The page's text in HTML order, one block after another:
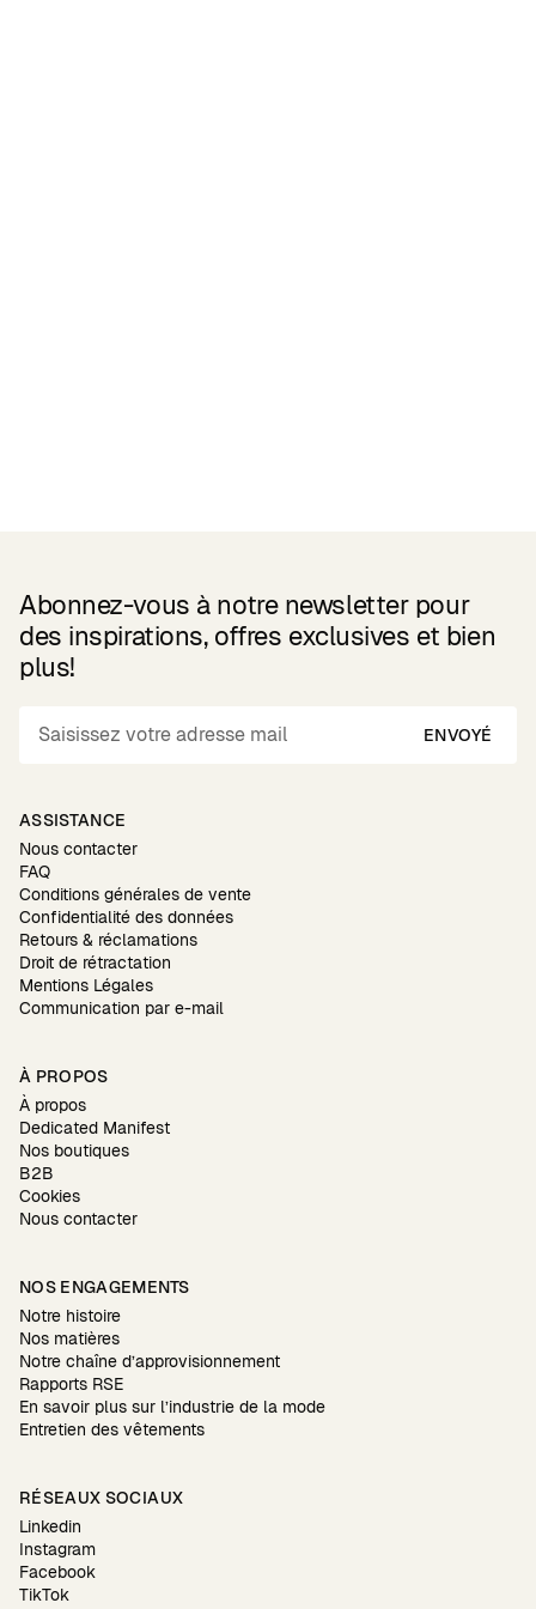
Abonnez-vous à notre newsletter pour
des inspirations, offres exclusives et bien
plus!
ENVOYÉ
ASSISTANCE
Nous contacter
FAQ
Conditions générales de vente
Confidentialité des données
Retours & réclamations
Droit de rétractation
Mentions Légales
Communication par e-mail
À PROPOS
À propos
Dedicated Manifest
Nos boutiques
B2B
Cookies
Nous contacter
NOS ENGAGEMENTS
Notre histoire
Nos matières
Notre chaîne d’approvisionnement
Rapports RSE
En savoir plus sur l’industrie de la mode
Entretien des vêtements
RÉSEAUX SOCIAUX
Linkedin
Instagram
Facebook
TikTok